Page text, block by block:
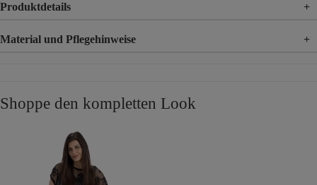
Produktdetails +
Material und Pflegehinweise +
Shoppe den kompletten Look